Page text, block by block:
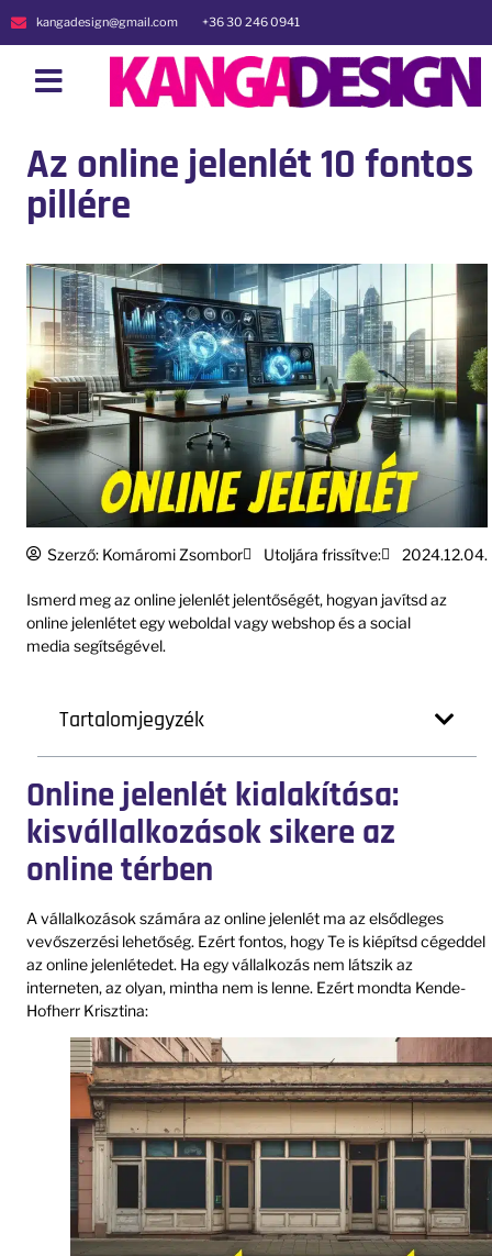
kangadesign@gmail.com +36 30 246 0941
Az online jelenlét 10 fontos
pillére
Szerző: Komáromi Zsombor Utoljára frissítve: 2024.12.04.
Ismerd meg az online jelenlét jelentőségét, hogyan javítsd az
online jelenlétet egy weboldal vagy webshop és a social
media segítségével.
Tartalomjegyzék
Online jelenlét kialakítása:
kisvállalkozások sikere az
online térben
A vállalkozások számára az online jelenlét ma az elsődleges
vevőszerzési lehetőség. Ezért fontos, hogy Te is kiépítsd cégeddel
az online jelenlétedet. Ha egy vállalkozás nem látszik az
interneten, az olyan, mintha nem is lenne. Ezért mondta Kende-
Hofherr Krisztina: